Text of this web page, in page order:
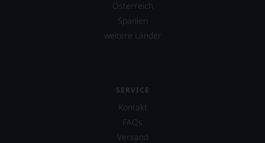
Österreich
Spanien
weitere Länder
SERVICE
Kontakt
FAQs
Versand